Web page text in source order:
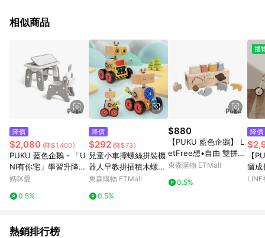
相似商品
降價
$2,080 (降$1,400)
PUKU 藍色企鵝 - 「U
NI有你宅」學習升降桌
椅組
媽咪愛
0.5%
降價
$292 (降$73)
兒童小車擰螺絲拼裝機
器人早教拼插積木螺母
齒輪拆裝組合益智玩具
東森購物 ETMall
0.5%
$880
【PUKU 藍色企鵝】 L
etFree想•自由 雙拼配
對積木車
東森購物 ETMall
0.5%
降價
【
遛成
│兒
LINE
熱銷排行榜